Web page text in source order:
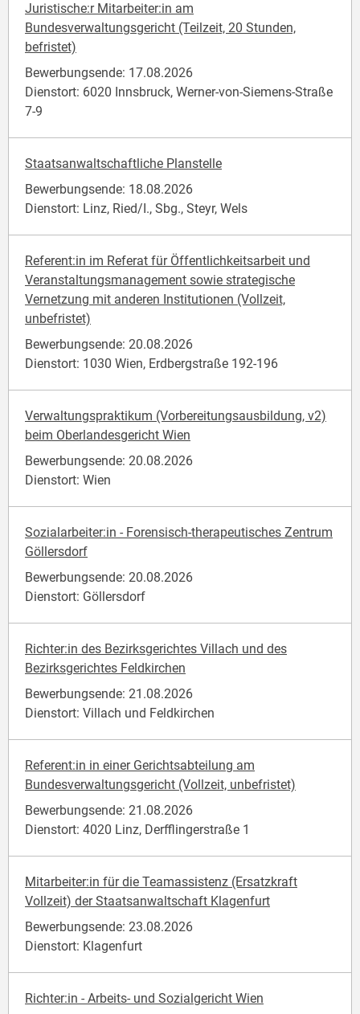
Juristische:r Mitarbeiter:in am
Bundesverwaltungsgericht (Teilzeit, 20 Stunden,
befristet)
Bewerbungsende: 17.08.2026
Dienstort: 6020 Innsbruck, Werner-von-Siemens-Straße
7-9
Staatsanwaltschaftliche Planstelle
Bewerbungsende: 18.08.2026
Dienstort: Linz, Ried/I., Sbg., Steyr, Wels
Referent:in im Referat für Öffentlichkeitsarbeit und
Veranstaltungsmanagement sowie strategische
Vernetzung mit anderen Institutionen (Vollzeit,
unbefristet)
Bewerbungsende: 20.08.2026
Dienstort: 1030 Wien, Erdbergstraße 192-196
Verwaltungspraktikum (Vorbereitungsausbildung, v2)
beim Oberlandesgericht Wien
Bewerbungsende: 20.08.2026
Dienstort: Wien
Sozialarbeiter:in - Forensisch-therapeutisches Zentrum
Göllersdorf
Bewerbungsende: 20.08.2026
Dienstort: Göllersdorf
Richter:in des Bezirksgerichtes Villach und des
Bezirksgerichtes Feldkirchen
Bewerbungsende: 21.08.2026
Dienstort: Villach und Feldkirchen
Referent:in in einer Gerichtsabteilung am
Bundesverwaltungsgericht (Vollzeit, unbefristet)
Bewerbungsende: 21.08.2026
Dienstort: 4020 Linz, Derfflingerstraße 1
Mitarbeiter:in für die Teamassistenz (Ersatzkraft
Vollzeit) der Staatsanwaltschaft Klagenfurt
Bewerbungsende: 23.08.2026
Dienstort: Klagenfurt
Richter:in - Arbeits- und Sozialgericht Wien